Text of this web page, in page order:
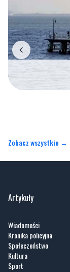
Zobacz wszystkie →
Artykuły
Wiadomości
Kronika policyjna
Społeczeństwo
Kultura
Sport